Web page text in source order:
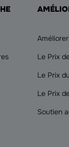
Le Prix
Le Prix
Le Prix
Soutien